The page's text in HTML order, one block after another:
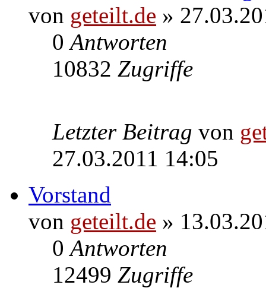
von geteilt.de »
0Antworten
10832 Zugriffe
Letzter Beitrag von
27.03.2011 14:05
Vorstand
von geteilt.de »
0Antworten
12499 Zugriffe